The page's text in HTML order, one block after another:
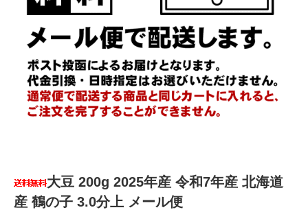
大豆 200g 2025年産 令和7年産 北海道
産 鶴の子 3.0分上 メール便